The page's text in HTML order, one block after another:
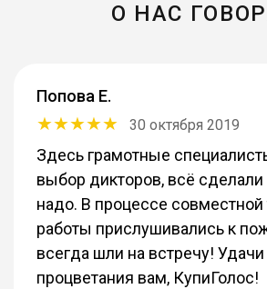
О НАС
Попова Е.
30 октября 2019
Здесь грамотные
выбор дикторов, всё сделали
надо. В процессе совместной
работы прислушивались к
всегда шли на встречу! Удачи
процветания вам, КупиГолос!